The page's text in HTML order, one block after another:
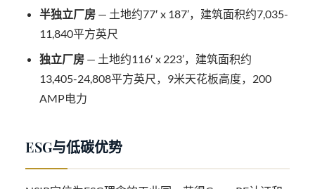
半独立厂房 — 土地约77′ x 187’，建筑面积约7,035-
11,840平方英尺
独立厂房 — 土地约116′ x 223’，建筑面积约
13,405-24,808平方英尺，9米天花板高度，200
AMP电力
ESG与低碳优势